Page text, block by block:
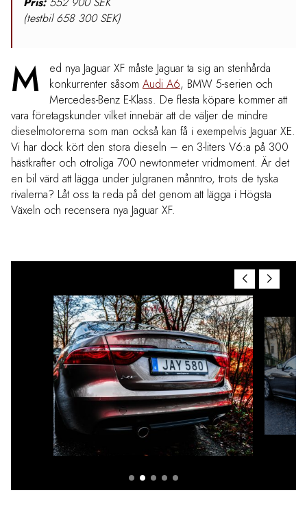
(testbil 658 300 SEK)
M
ed nya Jaguar XF måste Jaguar ta sig an stenhårda
konkurrenter såsom Audi A6, BMW 5-serien och
Mercedes-Benz E-Klass. De flesta köpare kommer att
vara företagskunder vilket innebär att de väljer de mindre
dieselmotorerna som man också kan få i exempelvis Jaguar XE.
Vi har dock kört den stora dieseln – en 3-liters V6:a på 300
hästkrafter och otroliga 700 newtonmeter vridmoment. Är det
en bil värd att lägga under julgranen månntro, trots de tyska
rivalerna? Låt oss ta reda på det genom att lägga i Högsta
Växeln och recensera nya Jaguar XF.